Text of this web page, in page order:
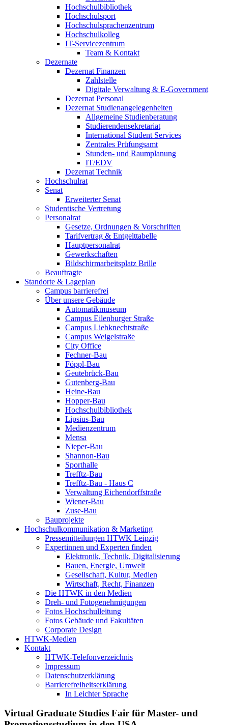
Hochschulbibliothek
Hochschulsport
Hochschulsprachenzentrum
Hochschulkolleg
IT-Servicezentrum
Team & Kontakt
Dezernate
Dezernat Finanzen
Zahlstelle
Digitale Verwaltung & E-Government
Dezernat Personal
Dezernat Studienangelegenheiten
Allgemeine Studienberatung
Studierendensekretariat
International Student Services
Zentrales Prüfungsamt
Stunden- und Raumplanung
IT/EDV
Dezernat Technik
Hochschulrat
Senat
Erweiterter Senat
Studentische Vertretung
Personalrat
Gesetze, Ordnungen & Vorschriften
Tarifvertrag & Entgelttabelle
Hauptpersonalrat
Gewerkschaften
Bildschirmarbeitsplatz Brille
Beauftragte
Standorte & Lageplan
Campus barrierefrei
Über unsere Gebäude
Automatikmuseum
Campus Eilenburger Straße
Campus Liebknechtstraße
Campus Weigelstraße
City Office
Fechner-Bau
Föppl-Bau
Geutebrück-Bau
Gutenberg-Bau
Heine-Bau
Hopper-Bau
Hochschulbibliothek
Lipsius-Bau
Medienzentrum
Mensa
Nieper-Bau
Shannon-Bau
Sporthalle
Trefftz-Bau
Trefftz-Bau - Haus C
Verwaltung Eichendorffstraße
Wiener-Bau
Zuse-Bau
Bauprojekte
Hochschulkommunikation & Marketing
Pressemitteilungen HTWK Leipzig
Expertinnen und Experten finden
Elektronik, Technik, Digitalisierung
Bauen, Energie, Umwelt
Gesellschaft, Kultur, Medien
Wirtschaft, Recht, Finanzen
Die HTWK in den Medien
Dreh- und Fotogenehmigungen
Fotos Hochschulleitung
Fotos Gebäude und Fakultäten
Corporate Design
HTWK-Medien
Kontakt
HTWK-Telefonverzeichnis
Impressum
Datenschutzerklärung
Barrierefreiheitserklärung
In Leichter Sprache
Virtual Graduate Studies Fair für Master- und